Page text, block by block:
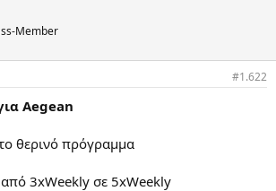
Member
#1.622
Aegean
θερινό πρόγραμμα
3xWeekly σε 5xWeekly